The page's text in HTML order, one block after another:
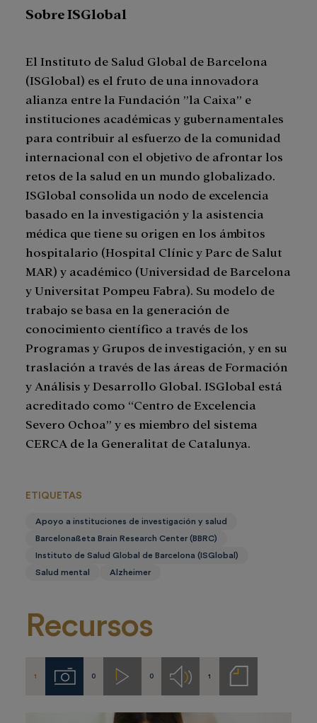
Sobre ISGlobal
El Instituto de Salud Global de Barcelona
(ISGlobal) es el fruto de una innovadora
alianza entre la Fundación ”la Caixa” e
instituciones académicas y gubernamentales
para contribuir al esfuerzo de la comunidad
internacional con el objetivo de afrontar los
retos de la salud en un mundo globalizado.
ISGlobal consolida un nodo de excelencia
basado en la investigación y la asistencia
médica que tiene su origen en los ámbitos
hospitalario (Hospital Clínic y Parc de Salut
MAR) y académico (Universidad de Barcelona
y Universitat Pompeu Fabra). Su modelo de
trabajo se basa en la generación de
conocimiento científico a través de los
Programas y Grupos de investigación, y en su
traslación a través de las áreas de Formación
y Análisis y Desarrollo Global. ISGlobal está
acreditado como “Centro de Excelencia
Severo Ochoa” y es miembro del sistema
CERCA de la Generalitat de Catalunya.
ETIQUETAS
Apoyo a instituciones de investigación y salud
Barcelonaßeta Brain Research Center (BBRC)
Instituto de Salud Global de Barcelona (ISGlobal)
Salud mental
Alzheimer
Recursos
1 Imágenes
0 Videos
0 Audios1
Notas
de